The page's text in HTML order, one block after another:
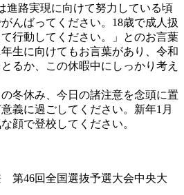
進路実現に向けて努力している頃
んばってください。18歳で成人扱
行動してください。」とのお言葉
生に向けてもお言葉があり、令和
るか、この休暇中にしっかり考え
冬休み、今日の諸注意を念頭に置
義に過ごしてください。新年1月
顔で登校してください。
46回全国選抜予選大会中央大